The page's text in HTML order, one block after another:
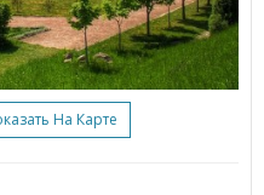
На Карте